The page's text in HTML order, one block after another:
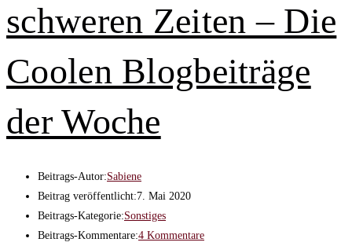
schweren Zeiten – Die
Coolen Blogbeiträge
der Woche
Beitrags-Autor:Sabiene
Beitrag veröffentlicht:7. Mai 2020
Beitrags-Kategorie:Sonstiges
Beitrags-Kommentare:4 Kommentare